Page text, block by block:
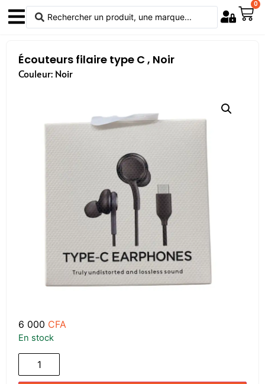
0
Écouteurs filaire type C , Noir
Couleur: Noir
6 000 CFA
En stock